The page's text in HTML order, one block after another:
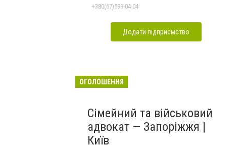
+380(67)599-04-04
Додати підприємство
ОГОЛОШЕННЯ
Сімейний та військовий
адвокат — Запоріжжя |
Київ